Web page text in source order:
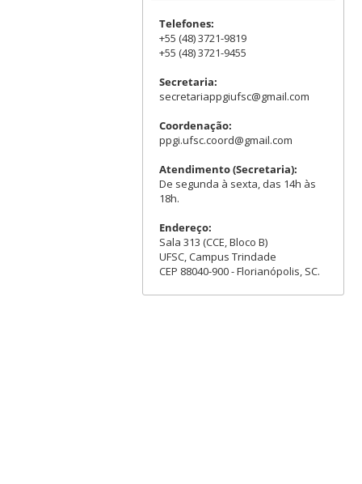
Telefones:
+55 (48) 3721-9819
+55 (48) 3721-9455
Secretaria:
secretariappgiufsc@gmail.com
Coordenação:
ppgi.ufsc.coord@gmail.com
Atendimento (Secretaria):
De segunda à sexta, das 14h às
18h.
Endereço:
Sala 313 (CCE, Bloco B)
UFSC, Campus Trindade
CEP 88040-900 - Florianópolis, SC.